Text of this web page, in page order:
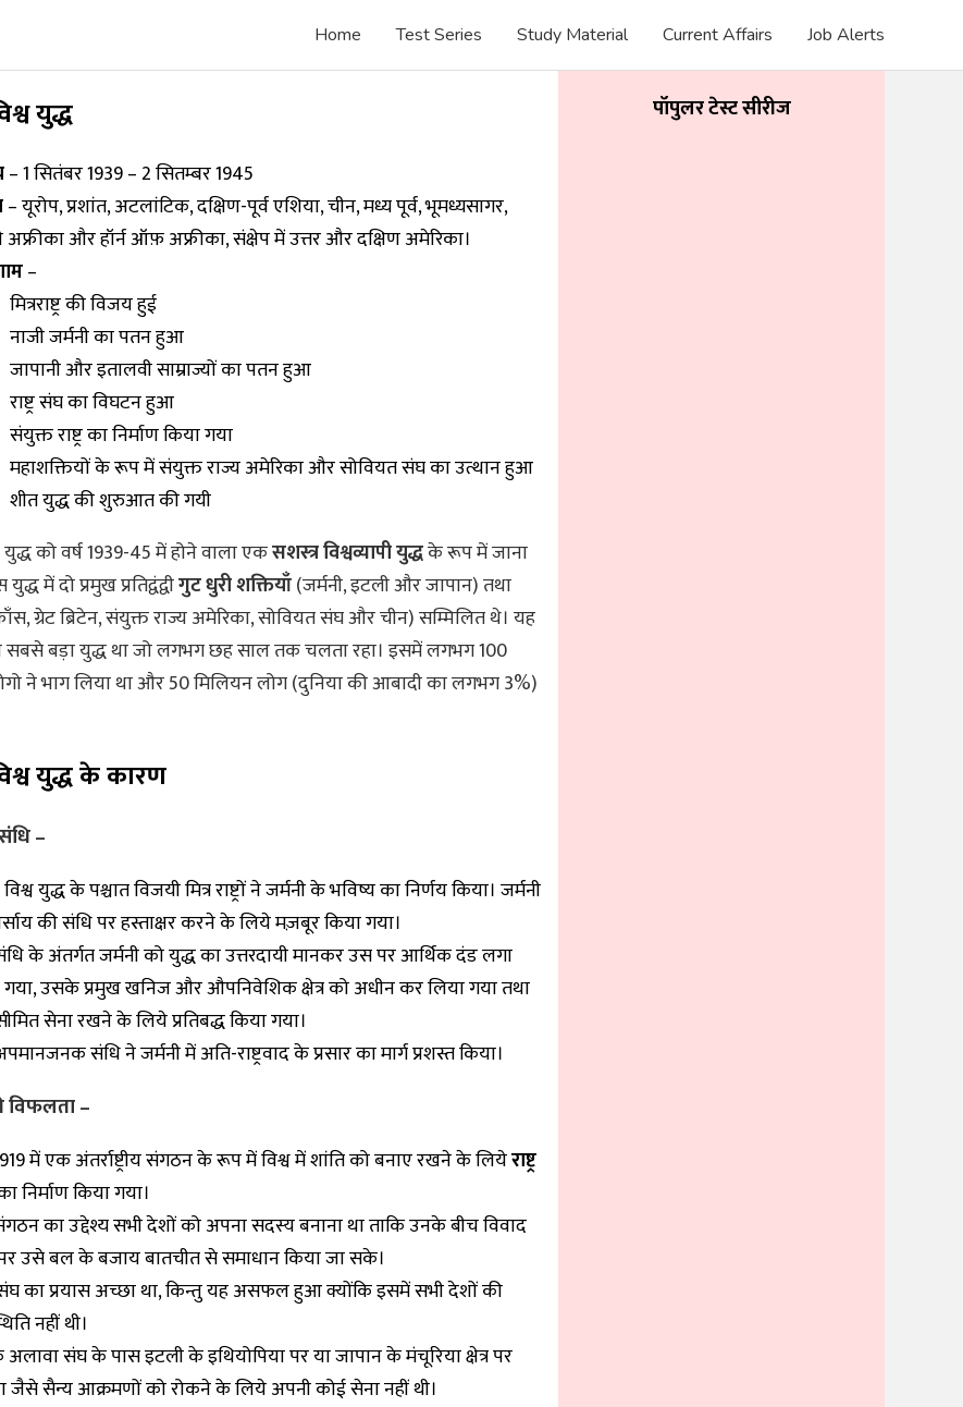
Home Test Series Study Material Current Affairs Job Alerts
युद्ध
– 1 सितंबर 1939 – 2 सितम्बर 1945
– यूरोप, प्रशांत, अटलांटिक, दक्षिण-पूर्व एशिया, चीन, मध्य पूर्व, भूमध्यसागर,
अफ्रीका और हॉर्न ऑफ़ अफ्रीका, संक्षेप में उत्तर और दक्षिण अमेरिका।
–
मित्रराष्ट्र की विजय हुई
नाजी जर्मनी का पतन हुआ
जापानी और इतालवी साम्राज्यों का पतन हुआ
राष्ट्र संघ का विघटन हुआ
संयुक्त राष्ट्र का निर्माण किया गया
महाशक्तियों के रूप में संयुक्त राज्य अमेरिका और सोवियत संघ का उत्थान हुआ
शीत युद्ध की शुरुआत की गयी
युद्ध को वर्ष 1939-45 में होने वाला एकसशस्त्र विश्वव्यापी युद्धके रूप में जाना
में दो प्रमुख प्रतिद्वंद्वीगुट धुरी शक्तियाँ(जर्मनी, इटली और जापान) तथा
ग्रेट ब्रिटेन, संयुक्त राज्य अमेरिका, सोवियत संघ और चीन) सम्मिलित थे। यह
सबसे बड़ा युद्ध था जो लगभग छह साल तक चलता रहा। इसमें लगभग 100
ने भाग लिया था और 50 मिलियन लोग (दुनिया की आबादी का लगभग 3%)
युद्ध के कारण
–
युद्ध के पश्चात विजयी मित्र राष्ट्रों ने जर्मनी के भविष्य का निर्णय किया। जर्मनी
की संधि पर हस्ताक्षर करने के लिये मज़बूर किया गया।
के अंतर्गत जर्मनी को युद्ध का उत्तरदायी मानकर उस पर आर्थिक दंड लगा
गया, उसके प्रमुख खनिज और औपनिवेशिक क्षेत्र को अधीन कर लिया गया तथा
सेना रखने के लिये प्रतिबद्ध किया गया।
संधि ने जर्मनी में अति-राष्ट्रवाद के प्रसार का मार्ग प्रशस्त किया।
विफलता –
में एक अंतर्राष्ट्रीय संगठन के रूप में विश्व में शांति को बनाए रखने के लियेराष्ट्र
निर्माण किया गया।
का उद्देश्य सभी देशों को अपना सदस्य बनाना था ताकि उनके बीच विवाद
उसे बल के बजाय बातचीत से समाधान किया जा सके।
संघ का प्रयास अच्छा था, किन्तु यह असफल हुआ क्योंकि इसमें सभी देशों की
नहीं थी।
संघ के पास इटली के इथियोपिया पर या जापान के मंचूरिया क्षेत्र पर
जैसे सैन्य आक्रमणों को रोकने के लिये अपनी कोई सेना नहीं थी।
पॉपुलर टेस्ट सीरीज